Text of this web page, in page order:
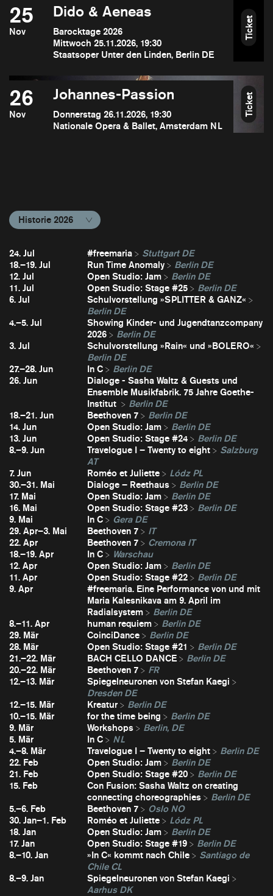
25
Nov
Dido & Aeneas
Barocktage 2026
Mittwoch 25.11.2026, 19:30
Staatsoper Unter den Linden, Berlin DE
Ticket
26
Nov
Johannes-Passion
Donnerstag 26.11.2026, 19:30
Nationale Opera & Ballet, Amsterdam NL
Ticket
Historie 2026
24. Jul #freemaria
Stuttgart DE
18.–19. Jul
Run Time Anomaly
Berlin DE
12. Jul
Open Studio: Jam
Berlin DE
11. Jul
Open Studio: Stage #25
Berlin DE
6. Jul
Schulvorstellung »SPLITTER & GANZ«
Berlin DE
4.–5. Jul
Showing Kinder- und Jugendtanzcompany
2026
Berlin DE
3. Jul
Schulvorstellung »Rain« und »BOLERO«
Berlin DE
27.–28. Jun
In C
Berlin DE
26. Jun
Dialoge - Sasha Waltz & Guests und
Ensemble Musikfabrik. 75 Jahre Goethe-
Institut
Berlin DE
18.–21. Jun
Beethoven 7
Berlin DE
14. Jun
Open Studio: Jam
Berlin DE
13. Jun
Open Studio: Stage #24
Berlin DE
8.–9. Jun
Travelogue I – Twenty to eight
Salzburg
AT
7. Jun
Roméo et Juliette
Lódz PL
30.–31. Mai
Dialoge – Reethaus
Berlin DE
17. Mai
Open Studio: Jam
Berlin DE
16. Mai
Open Studio: Stage #23
Berlin DE
9. Mai
In C
Gera DE
29. Apr–3. Mai
Beethoven 7
IT
22. Apr
Beethoven 7
Cremona IT
18.–19. Apr
In C
Warschau
12. Apr
Open Studio: Jam
Berlin DE
11. Apr
Open Studio: Stage #22
Berlin DE
9. Apr
#freemaria. Eine Performance von und mit
Maria Kalesnikava am 9. April im
Radialsystem
Berlin DE
8.–11. Apr
human requiem
Berlin DE
29. Mär
CoinciDance
Berlin DE
28. Mär
Open Studio: Stage #21
Berlin DE
21.–22. Mär
BACH CELLO DANCE
Berlin DE
20.–22. Mär
Beethoven 7
FR
12.–13. Mär
Spiegelneuronen von Stefan Kaegi
Dresden DE
12.–15. Mär
Kreatur
Berlin DE
10.–15. Mär
for the time being
Berlin DE
9. Mär
Workshops
Berlin, DE
5. Mär
In C
NL
4.–8. Mär
Travelogue I – Twenty to eight
Berlin DE
22. Feb
Open Studio: Jam
Berlin DE
21. Feb
Open Studio: Stage #20
Berlin DE
15. Feb
Con Fusion: Sasha Waltz on creating
connecting choreographies
Berlin DE
5.–6. Feb
Beethoven 7
Oslo NO
30. Jan–1. Feb
Roméo et Juliette
Lódz PL
18. Jan
Open Studio: Jam
Berlin DE
17. Jan
Open Studio: Stage #19
Berlin DE
8.–10. Jan
»In C« kommt nach Chile
Santiago de
Chile CL
8.–9. Jan
Spiegelneuronen von Stefan Kaegi
Aarhus DK